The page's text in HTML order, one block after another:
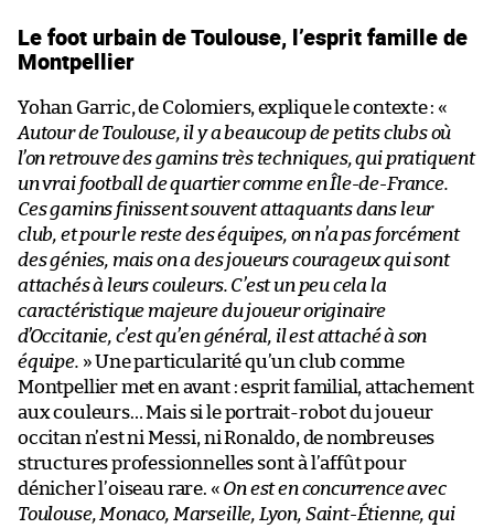
Le foot urbain de Toulouse, l’esprit famille de
Montpellier
Yohan Garric, de Colomiers, explique le contexte : «
Autour de Toulouse, il y a beaucoup de petits clubs où
l’on retrouve des gamins très techniques, qui pratiquent
un vrai football de quartier comme en Île-de-France.
Ces gamins finissent souvent attaquants dans leur
club, et pour le reste des équipes, on n’a pas forcément
des génies, mais on a des joueurs courageux qui sont
attachés à leurs couleurs. C’est un peu cela la
caractéristique majeure du joueur originaire
d’Occitanie, c’est qu’en général, il est attaché à son
équipe. » Une particularité qu’un club comme
Montpellier met en avant : esprit familial, attachement
aux couleurs… Mais si le portrait-robot du joueur
occitan n’est ni Messi, ni Ronaldo, de nombreuses
structures professionnelles sont à l’affût pour
dénicher l’oiseau rare. « On est en concurrence avec
Toulouse, Monaco, Marseille, Lyon, Saint-Étienne, qui